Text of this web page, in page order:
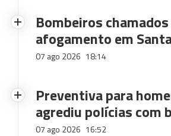
Bombeiros
afogamento em
07 ago 2026 18:14
Preventiva para
agrediu polícias com
07 ago 2026 16:52